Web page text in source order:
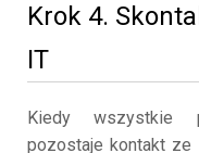
Krok 4.
IT
Kiedy wszystkie
pozostaje kontakt ze